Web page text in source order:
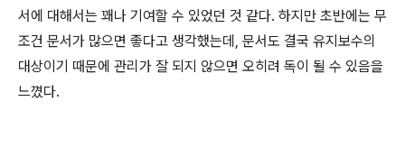
서에 대해서는 꽤나 기여할 수 있었던 것 같다. 하지만 초반에는 무
조건 문서가 많으면 좋다고 생각했는데, 문서도 결국 유지보수의
대상이기 때문에 관리가 잘 되지 않으면 오히려 독이 될 수 있음을
느꼈다.